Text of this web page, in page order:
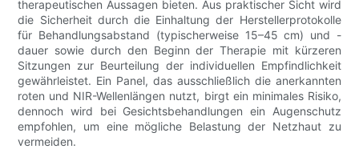
therapeutischen Aussagen bieten. Aus praktischer Sicht wird
die Sicherheit durch die Einhaltung der Herstellerprotokolle
für Behandlungsabstand (typischerweise 15–45 cm) und -
dauer sowie durch den Beginn der Therapie mit kürzeren
Sitzungen zur Beurteilung der individuellen Empfindlichkeit
gewährleistet. Ein Panel, das ausschließlich die anerkannten
roten und NIR-Wellenlängen nutzt, birgt ein minimales Risiko,
dennoch wird bei Gesichtsbehandlungen ein Augenschutz
empfohlen, um eine mögliche Belastung der Netzhaut zu
vermeiden.